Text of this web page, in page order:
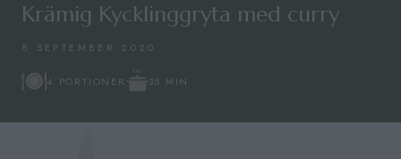
Krämig Kycklinggryta med curry
8 SEPTEMBER 2020
4 PORTIONER 35 MIN